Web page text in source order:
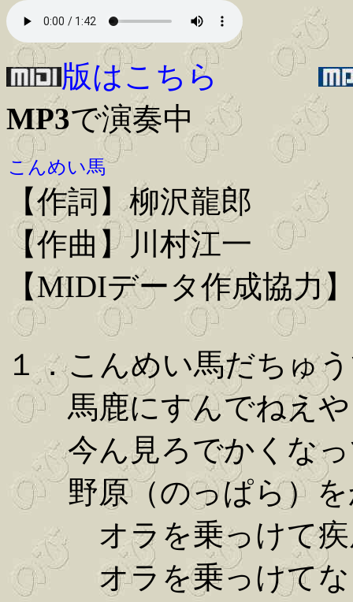
版はこちら
MP3で演奏中
こんめい馬
【作詞】柳沢龍郎
【作曲】川村江一
【MIDIデータ作成協力
１．こんめい馬だち
馬鹿にすんでねえや
今ん見ろでかくな
野原（のっぱら）を
オラを乗っけて疾
オラを乗っけてな